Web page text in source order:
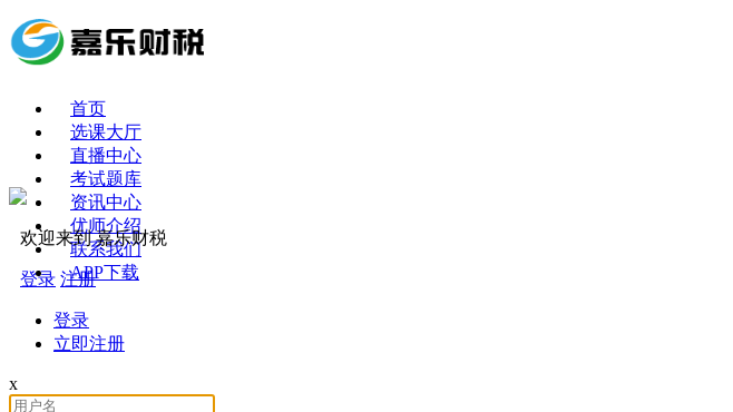
首页
选课大厅
直播中心
考试题库
资讯中心
优师介绍
联系我们
APP下载
欢迎来到 嘉乐财税
登录 注册
登录
立即注册
x